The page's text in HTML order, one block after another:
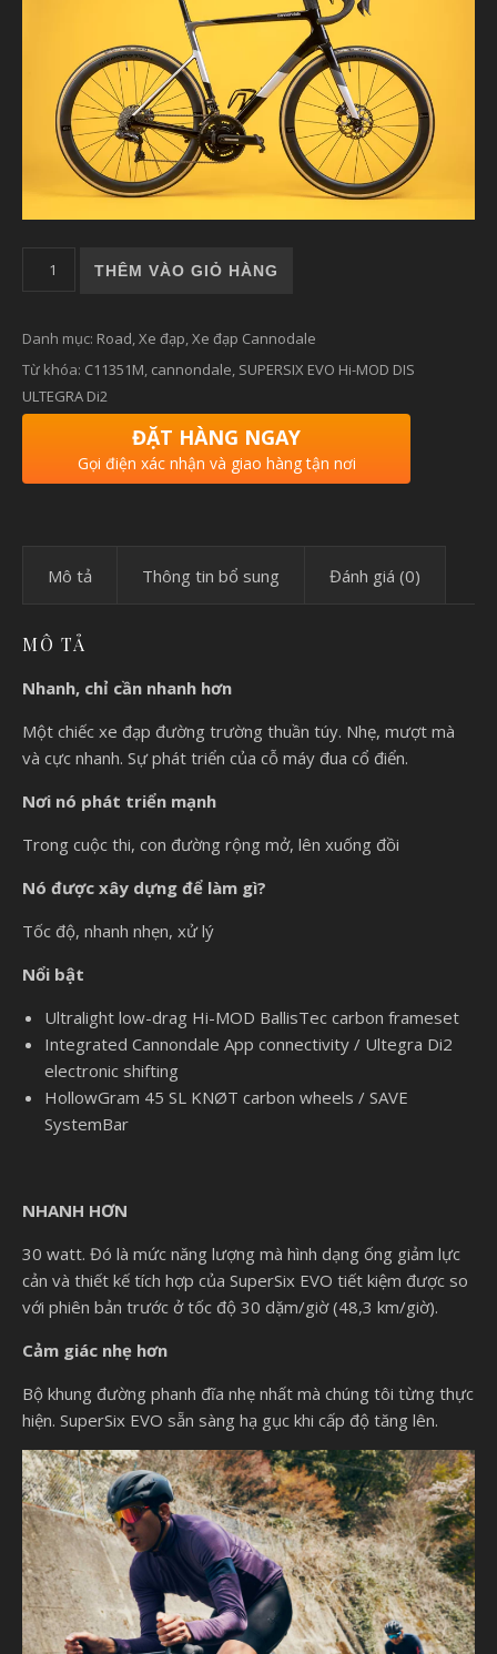
Xe Đạp CANNONDALE SUPERSIX EVO Hi-MOD DIS
THÊM VÀO GIỎ HÀNG
Danh mục: Road,Xe đạp,Xe đạp Cannodale
Từ khóa: C11351M, cannondale, SUPERSIX EVO Hi-MOD DIS
ULTEGRA Di2
ĐẶT HÀNG NGAY
Gọi điện xác nhận và giao hàng tận nơi
Mô tả Thông tin bổ sung Đánh giá (0)
MÔ TẢ
Nhanh, chỉ cần nhanh hơn
Một chiếc xe đạp đường trường thuần túy. Nhẹ, mượt mà
và cực nhanh. Sự phát triển của cỗ máy đua cổ điển.
Nơi nó phát triển mạnh
Trong cuộc thi, con đường rộng mở, lên xuống đồi
Nó được xây dựng để làm gì?
Tốc độ, nhanh nhẹn, xử lý
Nổi bật
Ultralight low-drag Hi-MOD BallisTec carbon frameset
Integrated Cannondale App connectivity / Ultegra Di2
electronic shifting
HollowGram 45 SL KNØT carbon wheels / SAVE
SystemBar
NHANH HƠN
30 watt. Đó là mức năng lượng mà hình dạng ống giảm lực
cản và thiết kế tích hợp của SuperSix EVO tiết kiệm được so
với phiên bản trước ở tốc độ 30 dặm/giờ (48,3 km/giờ).
Cảm giác nhẹ hơn
Bộ khung đường phanh đĩa nhẹ nhất mà chúng tôi từng thực
hiện. SuperSix EVO sẵn sàng hạ gục khi cấp độ tăng lên.